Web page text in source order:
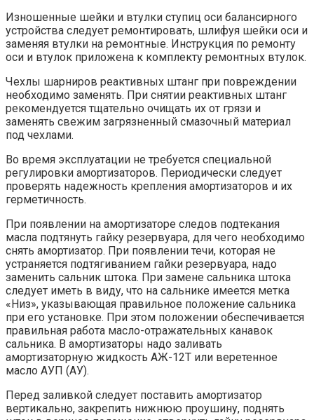
Изношенные шейки и втулки ступиц оси балансирного
устройства следует ремонтировать, шлифуя шейки оси и
заменяя втулки на ремонтные. Инструкция по ремонту
оси и втулок приложена к комплекту ремонтных втулок.
Чехлы шарниров реактивных штанг при повреждении
необходимо заменять. При снятии реактивных штанг
рекомендуется тщательно очищать их от грязи и
заменять свежим загрязненный смазочный материал
под чехлами.
Во время эксплуатации не требуется специальной
регулировки амортизаторов. Периодически следует
проверять надежность крепления амортизаторов и их
герметичность.
При появлении на амортизаторе следов подтекания
масла подтянуть гайку резервуара, для чего необходимо
снять амортизатор. При появлении течи, которая не
устраняется подтягиванием гайки резервуара, надо
заменить сальник штока. При замене сальника штока
следует иметь в виду, что на сальнике имеется метка
«Низ», указывающая правильное положение сальника
при его установке. При этом положении обеспечивается
правильная работа масло-отражательных канавок
сальника. В амортизаторы надо заливать
амортизаторную жидкость АЖ-12Т или веретенное
масло АУП (АУ).
Перед заливкой следует поставить амортизатор
вертикально, закрепить нижнюю проушину, поднять